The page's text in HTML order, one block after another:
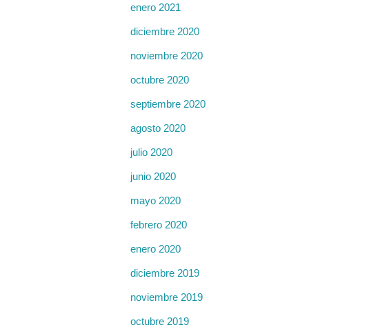
enero 2021
diciembre 2020
noviembre 2020
octubre 2020
septiembre 2020
agosto 2020
julio 2020
junio 2020
mayo 2020
febrero 2020
enero 2020
diciembre 2019
noviembre 2019
octubre 2019